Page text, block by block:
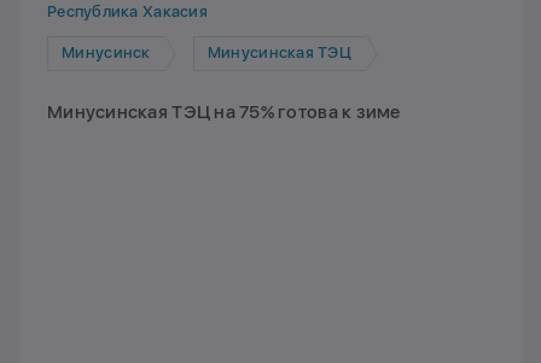
Республика Хакасия
Минусинск Минусинская ТЭЦ
Минусинская ТЭЦ на 75% готова к зиме